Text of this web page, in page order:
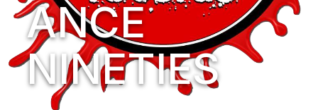
ANCE
NINETIES